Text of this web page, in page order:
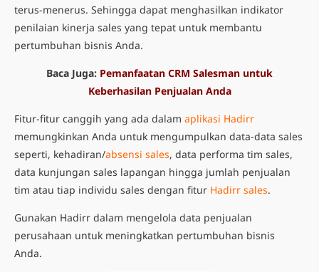
terus-menerus. Sehingga dapat menghasilkan indikator
penilaian kinerja sales yang tepat untuk membantu
pertumbuhan bisnis Anda.
Baca Juga: Pemanfaatan CRM Salesman untuk
Keberhasilan Penjualan Anda
Fitur-fitur canggih yang ada dalam aplikasi Hadirr
memungkinkan Anda untuk mengumpulkan data-data sales
seperti, kehadiran/absensi sales, data performa tim sales,
data kunjungan sales lapangan hingga jumlah penjualan
tim atau tiap individu sales dengan fitur Hadirr sales.
Gunakan Hadirr dalam mengelola data penjualan
perusahaan untuk meningkatkan pertumbuhan bisnis
Anda.